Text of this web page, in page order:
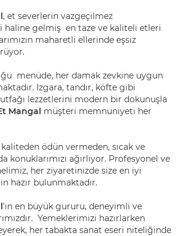
, et severlerin vazgeçilmez
haline gelmiş en taze ve kaliteli etleri
maharetli ellerinde eşsiz
menüde, her damak zevkine uygun
Izgara, tandır, köfte gibi
lezzetlerini modern bir dokunuşla
Mangal müşteri memnuniyeti her
ödün vermeden, sıcak ve
ağırlıyor. Profesyonel ve
her ziyaretinizde size en iyi
hazır bulunmaktadır.
'ın en büyük gururu, deneyimli ve
Yemeklerimizi hazırlarken
her tabakta sanat eseri niteliğinde